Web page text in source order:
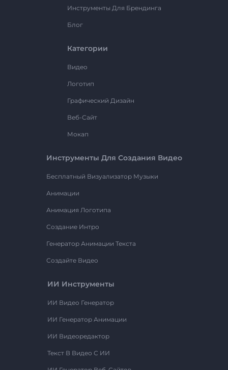
Инструменты Для Брендинга
Блог
Категории
Видео
Логотип
Графический Дизайн
Веб-Сайт
Мокап
Инструменты Для Создания Видео
Бесплатный Визуализатор Музыки
Анимации
Анимация Логотипа
Создание Интро
Генератор Анимации Текста
Создайте Видео
ИИ Инструменты
ИИ Видео Генератор
ИИ Генератор Анимации
ИИ Видеоредактор
Текст В Видео С ИИ